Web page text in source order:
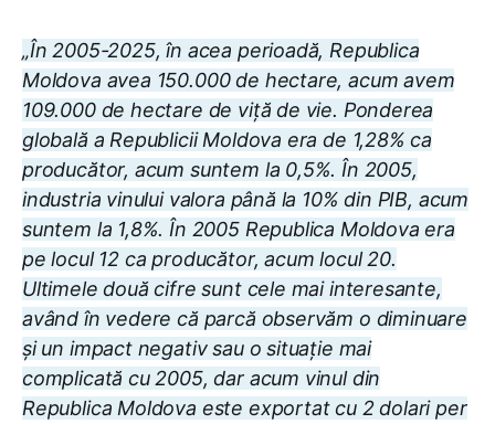
„În 2005-2025, în acea perioadă, Republica
Moldova avea 150.000 de hectare, acum avem
109.000 de hectare de viță de vie. Ponderea
globală a Republicii Moldova era de 1,28% ca
producător, acum suntem la 0,5%. În 2005,
industria vinului valora până la 10% din PIB, acum
suntem la 1,8%. În 2005 Republica Moldova era
pe locul 12 ca producător, acum locul 20.
Ultimele două cifre sunt cele mai interesante,
având în vedere că parcă observăm o diminuare
și un impact negativ sau o situație mai
complicată cu 2005, dar acum vinul din
Republica Moldova este exportat cu 2 dolari per